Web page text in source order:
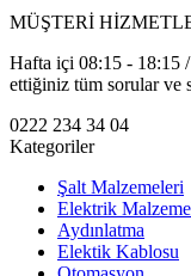
MÜŞTERİ
Hafta içi 08:15 - 18:15
ettiğiniz tüm sorular ve
0222 234 34 04
Kategoriler
Şalt Malzemeleri
Elektrik
Aydınlatma
Elektik Kablosu